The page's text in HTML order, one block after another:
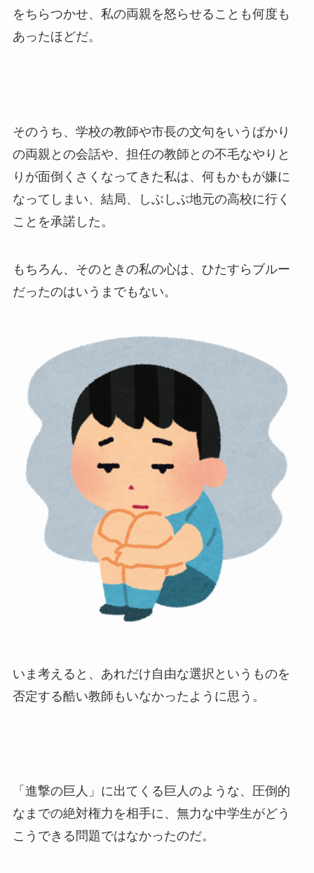
をちらつかせ、私の両親を怒らせることも何度も
あったほどだ。
そのうち、学校の教師や市長の文句をいうばかり
の両親との会話や、担任の教師との不毛なやりと
りが面倒くさくなってきた私は、何もかもが嫌に
なってしまい、結局、しぶしぶ地元の高校に行く
ことを承諾した。
もちろん、そのときの私の心は、ひたすらブルー
だったのはいうまでもない。
いま考えると、あれだけ自由な選択というものを
否定する酷い教師もいなかったように思う。
「進撃の巨人」に出てくる巨人のような、圧倒的
なまでの絶対権力を相手に、無力な中学生がどう
こうできる問題ではなかったのだ。